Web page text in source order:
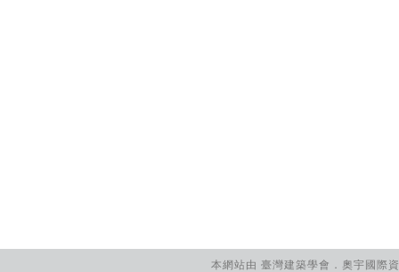
本網站由 臺灣建築學會．奧宇國